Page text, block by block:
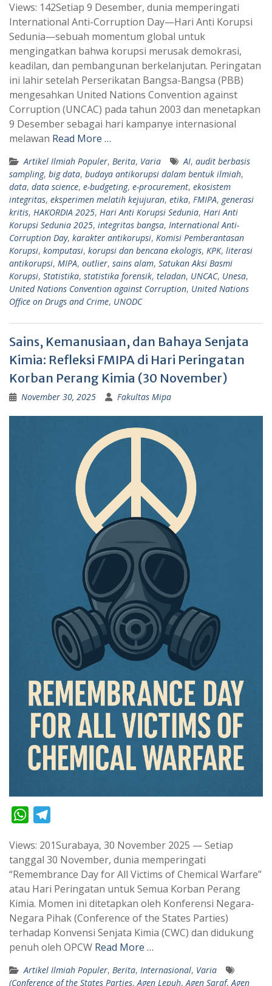
a
t
A
p
p
l
e
r
a
m
Views: 142Setiap 9 Desember, dunia memperingati
International Anti-Corruption Day—Hari Anti Korupsi
Sedunia—sebuah momentum global untuk
mengingatkan bahwa korupsi merusak demokrasi,
keadilan, dan pembangunan berkelanjutan. Peringatan
ini lahir setelah Perserikatan Bangsa-Bangsa (PBB)
mengesahkan United Nations Convention against
Corruption (UNCAC) pada tahun 2003 dan menetapkan
9 Desember sebagai hari kampanye internasional
melawan Read More …
Artikel Ilmiah Populer, Berita, Varia AI, audit berbasis
sampling, big data, budaya antikorupsi dalam bentuk ilmiah,
data, data science, e-budgeting, e-procurement, ekosistem
integritas, eksperimen melatih kejujuran, etika, FMIPA, generasi
kritis, HAKORDIA 2025, Hari Anti Korupsi Sedunia, Hari Anti
Korupsi Sedunia 2025, integritas bangsa, International Anti-
Corruption Day, karakter antikorupsi, Komisi Pemberantasan
Korupsi, komputasi, korupsi dan bencana ekologis, KPK, literasi
antikorupsi, MIPA, outlier, sains alam, Satukan Aksi Basmi
Korupsi, Statistika, statistika forensik, teladan, UNCAC, Unesa,
United Nations Convention against Corruption, United Nations
Office on Drugs and Crime, UNODC
Sains, Kemanusiaan, dan Bahaya Senjata
Kimia: Refleksi FMIPA di Hari Peringatan
Korban Perang Kimia (30 November)
November 30, 2025 Fakultas Mipa
W
a
t
s
A
p
p
e
g
r
a
m
Views: 201Surabaya, 30 November 2025 — Setiap
tanggal 30 November, dunia memperingati
“Remembrance Day for All Victims of Chemical Warfare”
atau Hari Peringatan untuk Semua Korban Perang
Kimia. Momen ini ditetapkan oleh Konferensi Negara-
Negara Pihak (Conference of the States Parties)
terhadap Konvensi Senjata Kimia (CWC) dan didukung
penuh oleh OPCW Read More …
Artikel Ilmiah Populer, Berita, Internasional, Varia
(Conference of the States Parties,Agen Lepuh,Agen Saraf,Agen